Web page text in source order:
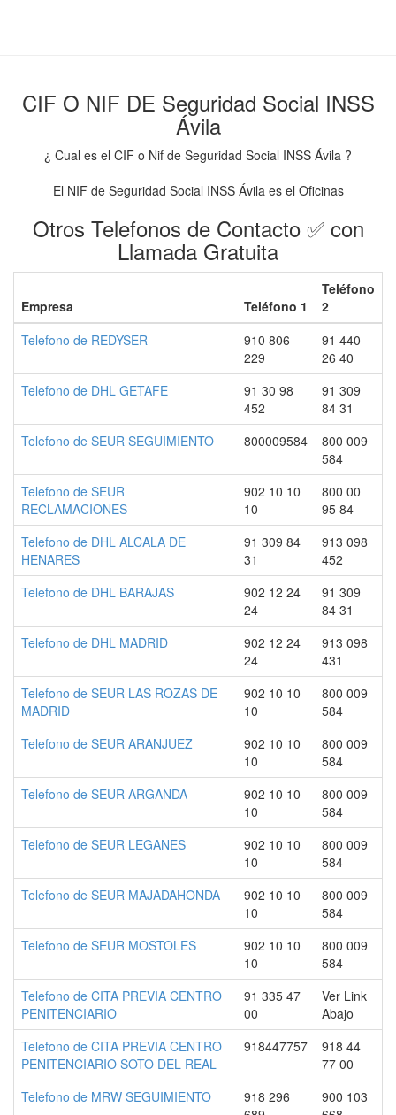
CIF O NIF DE Seguridad Social INSS
Ávila
¿ Cual es el CIF o Nif de Seguridad Social INSS Ávila ?
El NIF de Seguridad Social INSS Ávila es el Oficinas
Otros Telefonos de Contacto ✅ con
Llamada Gratuita
Empresa Teléfono 1
Teléfono
2
Telefono de REDYSER
910 806
229
91 440
26 40
Telefono de DHL GETAFE
91 30 98
452
91 309
84 31
Telefono de SEUR SEGUIMIENTO
800009584
800 009
584
Telefono de SEUR
RECLAMACIONES
902 10 10
10
800 00
95 84
Telefono de DHL ALCALA DE
HENARES
91 309 84
31
913 098
452
Telefono de DHL BARAJAS
902 12 24
24
91 309
84 31
Telefono de DHL MADRID
902 12 24
24
913 098
431
Telefono de SEUR LAS ROZAS DE
MADRID
902 10 10
10
800 009
584
Telefono de SEUR ARANJUEZ
902 10 10
10
800 009
584
Telefono de SEUR ARGANDA
902 10 10
10
800 009
584
Telefono de SEUR LEGANES
902 10 10
10
800 009
584
Telefono de SEUR MAJADAHONDA
902 10 10
10
800 009
584
Telefono de SEUR MOSTOLES
902 10 10
10
800 009
584
Telefono de CITA PREVIA CENTRO
PENITENCIARIO
91 335 47
00
Ver Link
Abajo
Telefono de CITA PREVIA CENTRO
PENITENCIARIO SOTO DEL REAL
918447757
918 44
77 00
Telefono de MRW SEGUIMIENTO
918 296
900 103